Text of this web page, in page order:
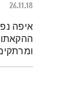
26.11.18
איפה